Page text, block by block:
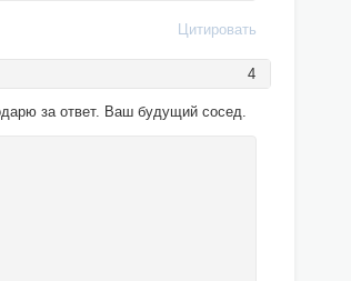
Цитировать
4
за ответ. Ваш будущий сосед.